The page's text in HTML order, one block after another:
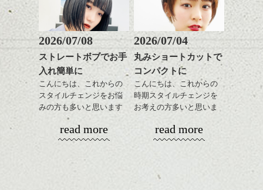
2026/07/08
ストレートボブでお手
入れ簡単に
こんにちは、これからの
スタイルチェンジをお悩
みの方も多いと思います
やっぱりボブでお手入れ
しやすいスタイルだと毎
read more
2026/07/04
丸みショートカットで
コンパクトに
こんにちは、これからの
時期スタイルチェンジを
お考えの方多いと思いま
コンパクトなフォルムが
いろんなシーンに雰囲気
read more